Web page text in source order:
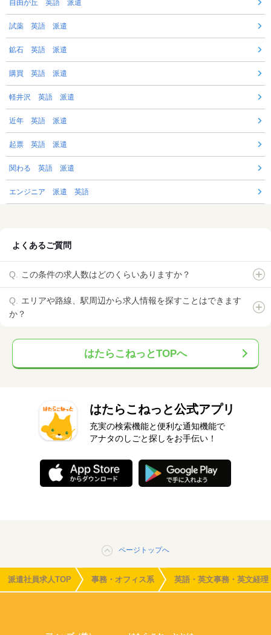
自由が丘 英語 派遣
試薬 英語 派遣
鉱石 英語 派遣
購買 英語 派遣
軽井沢 英語 派遣
近年 英語 派遣
起票 英語 派遣
関わる 英語 派遣
エンジニア 派遣 英語
よくあるご質問
この条件の求人数はどのくらいありますか？
エリアや路線、駅周辺から求人情報を探すことはできます
か？
はたらこねっとTOPへ
はたらこねっと公式アプリ
充実の検索機能と便利な通知機能で
アナタのしごと探しをお手伝い！
ページトップへ
派遣社員求人TOP 事務・オフィス系 英語・英文事務・英文経理